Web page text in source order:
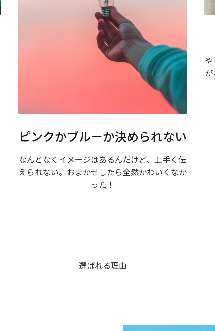
ピンクかブルーか決められない
なんとなくイメージはあるんだけど、上手く伝
えられない。おまかせしたら全然かわいくなか
った！
選ばれる理由